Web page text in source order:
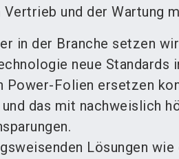
und der Wartung
in der Branche setzen
neue
Power-Folien ersetzen
das mit nachweislich
Lösungen